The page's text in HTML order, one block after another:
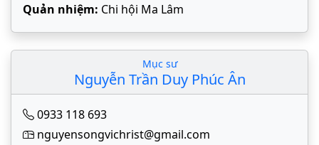
Quản nhiệm: Chi hội Ma Lâm
Mục sư
Nguyễn Trần Duy Phúc Ân
0933 118 693
nguyensongvichrist@gmail.com